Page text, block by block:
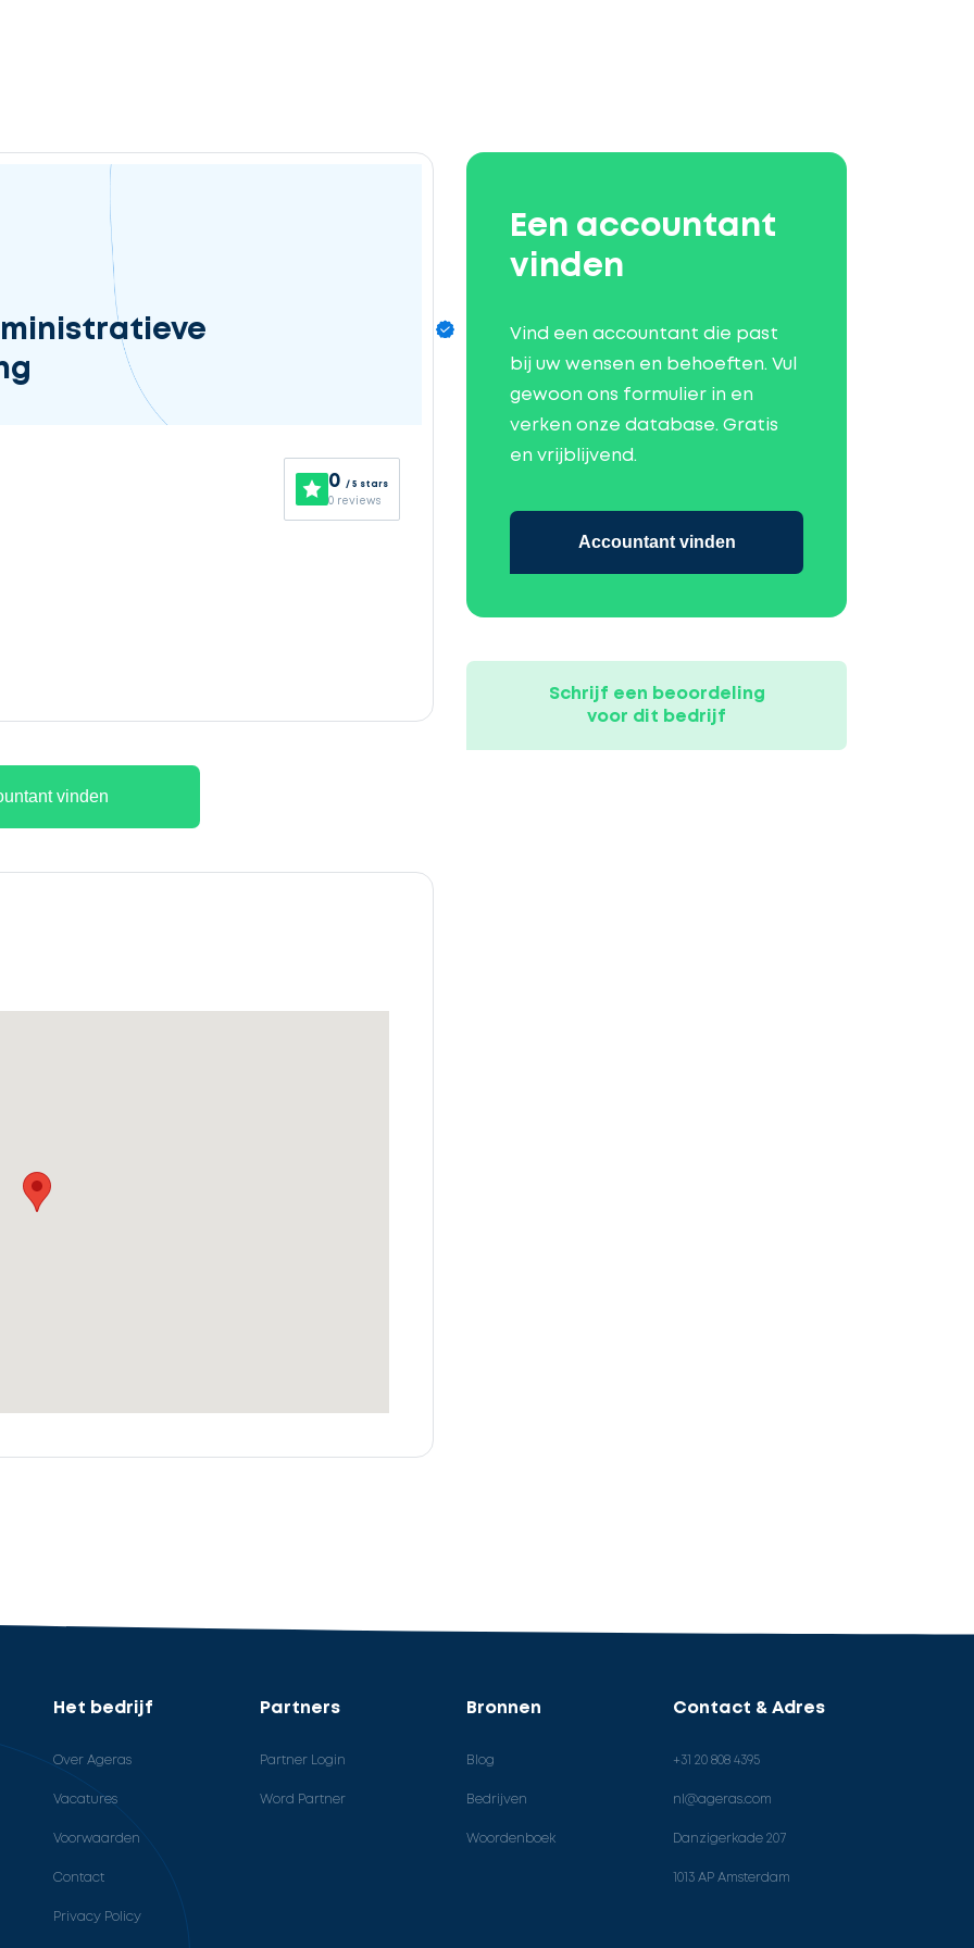
0 / 5 stars
0 reviews
vinden
Een accountant
vinden
Vind een accountant die past
bij uw wensen en behoeften. Vul
gewoon ons formulier in en
verken onze database. Gratis
en vrijblijvend.
Accountant vinden
Schrijf een beoordeling
voor dit bedrijf
Het bedrijf
Over Ageras
Vacatures
Voorwaarden
Contact
Privacy Policy
Partners
Partner Login
Word Partner
Bronnen
Blog
Bedrijven
Woordenboek
Contact & Adres
+31 20 808 4395
nl@ageras.com
Danzigerkade 207
1013 AP Amsterdam